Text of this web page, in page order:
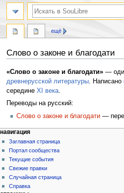
Слово о законе и благодати
Перейти
к
навигации
Перейти
к
поиску
«Слово о законе и благодати»—
древнерусской литературы. Написано
середине XI века.
Переводы на русский:
Слово о законе и благодати —
ещё
навигация
Заглавная страница
Портал сообщества
Текущие события
Свежие правки
Случайная страница
Справка